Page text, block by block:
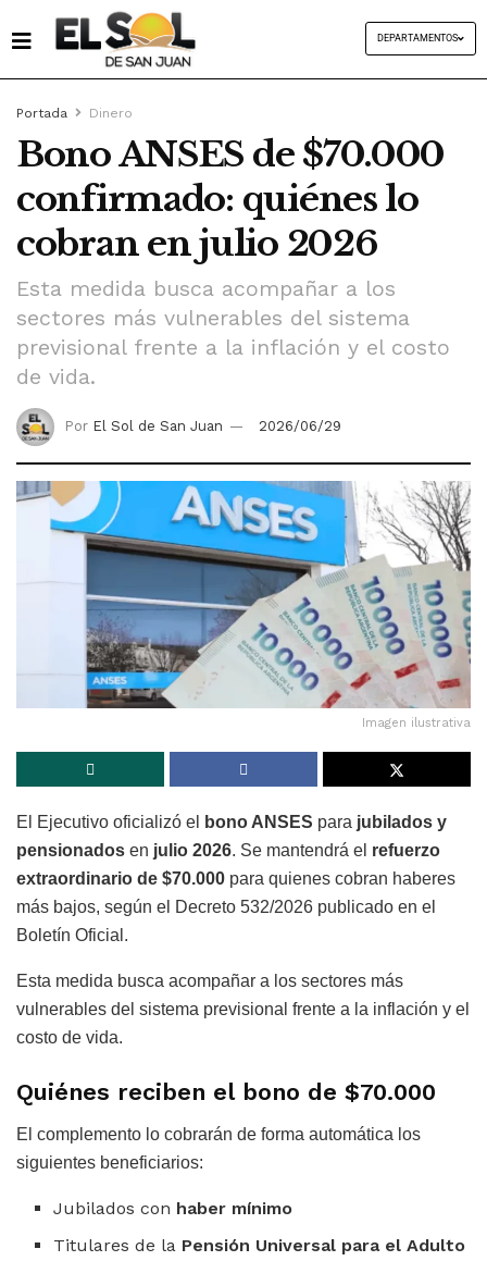
DEPARTAMENTOS
Portada Dinero
Bono ANSES de $70.000
confirmado: quiénes lo
cobran en julio 2026
Esta medida busca acompañar a los
sectores más vulnerables del sistema
previsional frente a la inflación y el costo
de vida.
Por El Sol de San Juan 2026/06/29
Imagen ilustrativa
El Ejecutivo oficializó el bono ANSES para jubilados y
pensionados en julio 2026. Se mantendrá el refuerzo
extraordinario de $70.000 para quienes cobran haberes
más bajos, según el Decreto 532/2026 publicado en el
Boletín Oficial.
Esta medida busca acompañar a los sectores más
vulnerables del sistema previsional frente a la inflación y el
costo de vida.
Quiénes reciben el bono de $70.000
El complemento lo cobrarán de forma automática los
siguientes beneficiarios:
Jubilados con haber mínimo
Titulares de la Pensión Universal para el Adulto